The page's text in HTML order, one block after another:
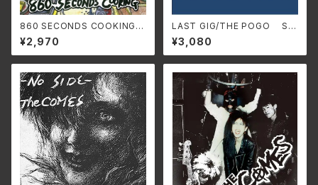
860 SECONDS COOKING +
EP COLLECTION [2025 EDI
TION] /DEADLESS MUSS
SS-929C(仕様:CD)
¥2,970
LAST GIG/THE POGO SS
-946C (仕様:CD)
¥3,080